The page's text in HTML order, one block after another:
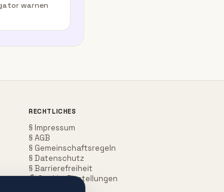
warnen
RECHTLICHES
§ Impressum
§ AGB
§ Gemeinschaftsregeln
§ Datenschutz
§ Barrierefreiheit
Cookie-Einstellungen